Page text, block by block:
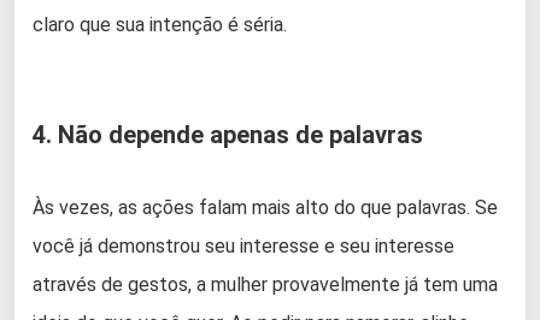
claro que sua intenção é séria.
4. Não depende apenas de palavras
Às vezes, as ações falam mais alto do que palavras. Se
você já demonstrou seu interesse e seu interesse
através de gestos, a mulher provavelmente já tem uma